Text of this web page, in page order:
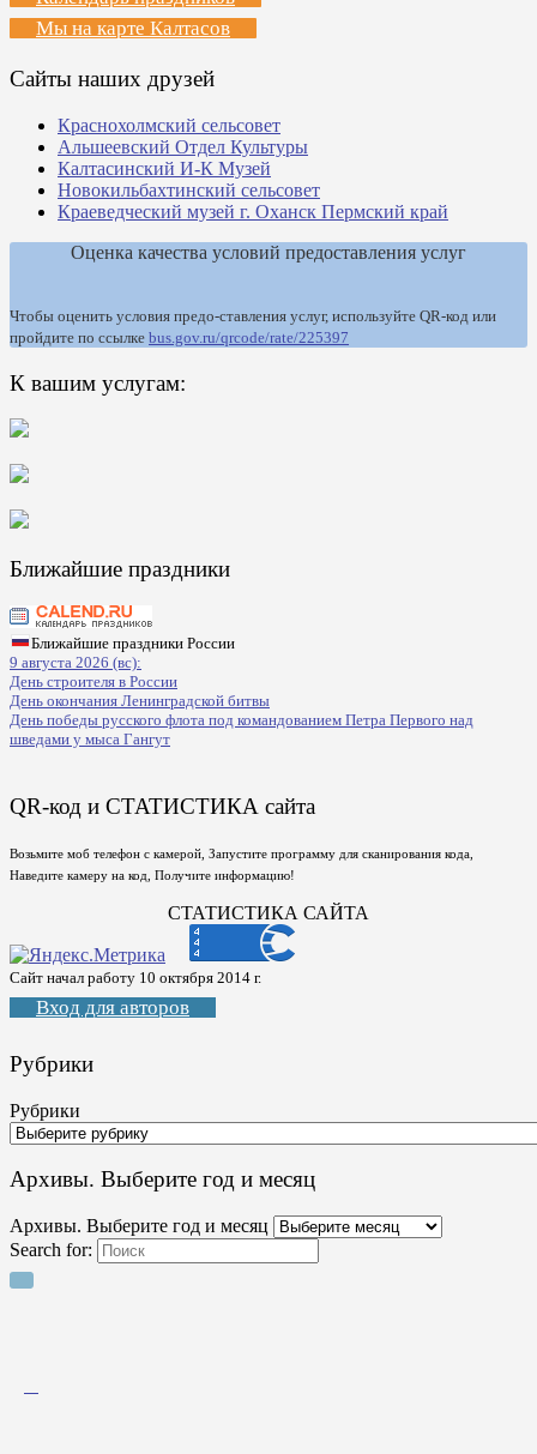
Мы на карте Калтасов
Сайты наших друзей
Краснохолмский сельсовет
Альшеевский Отдел Культуры
Калтасинский И-К Музей
Новокильбахтинский сельсовет
Краеведческий музей г. Оханск Пермский край
Оценка качества условий предоставления услуг
Чтобы оценить условия предо-ставления услуг, используйте QR-код или
пройдите по ссылке bus.gov.ru/qrcode/rate/225397
К вашим услугам:
Ближайшие праздники
Ближайшие праздники России
9 августа 2026 (вс):
День строителя в России
День окончания Ленинградской битвы
День победы русского флота под командованием Петра Первого над
шведами у мыса Гангут
QR-код и СТАТИСТИКА сайта
Возьмите моб телефон с камерой, Запустите программу для сканирования кода,
Наведите камеру на код, Получите информацию!
СТАТИСТИКА САЙТА
Сайт начал работу 10 октября 2014 г.
Вход для авторов
Рубрики
Рубрики
Архивы. Выберите год и месяц
Архивы. Выберите год и месяц
Search for: